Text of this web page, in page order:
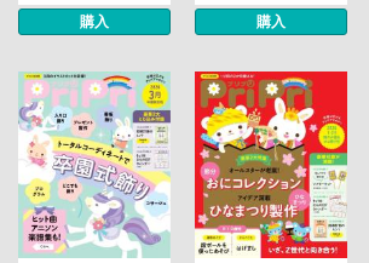
購入 購入